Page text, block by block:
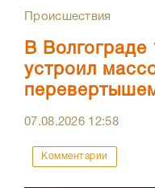
Происшествия
В Волгограде
устроил
07.08.2026 12:58
Комментарии